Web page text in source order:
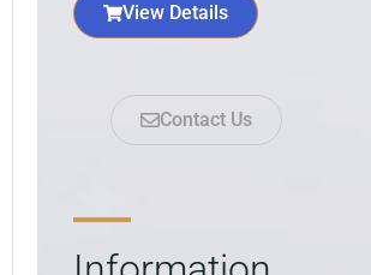
View Details
Contact Us